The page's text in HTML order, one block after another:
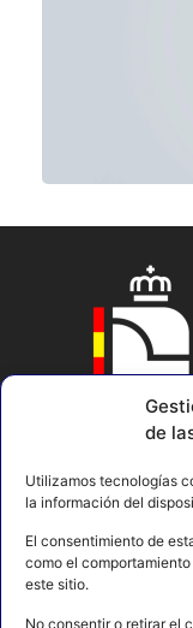
de
Utilizamos tecnologías
la información del
El consentimiento de
como el
este sitio.
No consentir o retirar el